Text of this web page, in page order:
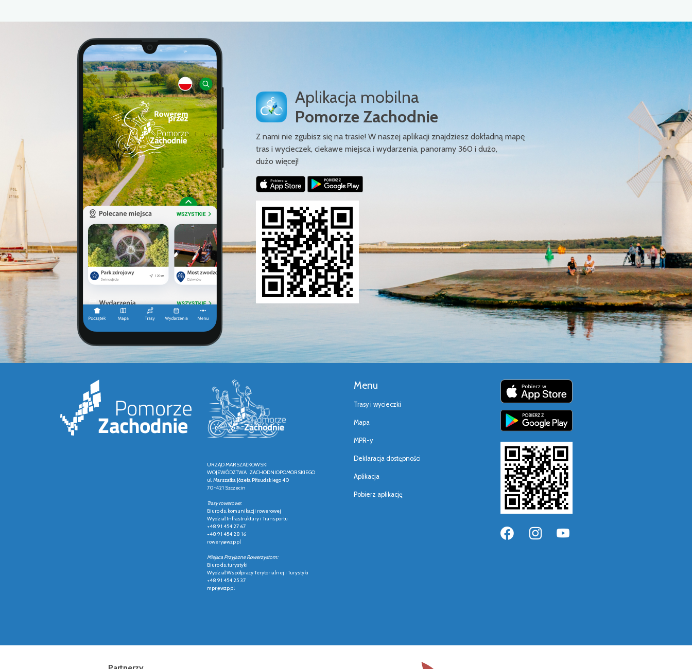
Aplikacja mobilna
Pomorze Zachodnie
Z nami nie zgubisz się na trasie! W naszej aplikacji znajdziesz dokładną mapę
tras i wycieczek, ciekawe miejsca i wydarzenia, panoramy 360 i dużo,
dużo więcej!
URZĄD MARSZAŁKOWSKI
WOJEWÓDZTWA ZACHODNIOPOMORSKIEGO
ul. Marszałka Józefa Piłsudskiego 40
70-421 Szczecin
Trasy rowerowe:
Biuro ds. komunikacji rowerowej
Wydział Infrastruktury i Transportu
+48 91 454 27 67
+48 91 454 28 16
rowery@wzp.pl
Miejsca Przyjazne Rowerzystom:
Biuro ds. turystyki
Wydział Współpracy Terytorialnej i Turystyki
+48 91 454 25 37
mpr@wzp.pl
Menu
Trasy i wycieczki
Mapa
MPR-y
Deklaracja dostępności
Aplikacja
Pobierz aplikację